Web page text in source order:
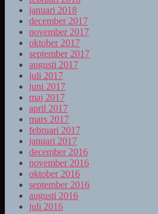
januari 2018
december 2017
november 2017
oktober 2017
september 2017
augusti 2017
juli 2017
juni 2017
maj 2017
april 2017
mars 2017
februari 2017
januari 2017
december 2016
november 2016
oktober 2016
september 2016
augusti 2016
juli 2016